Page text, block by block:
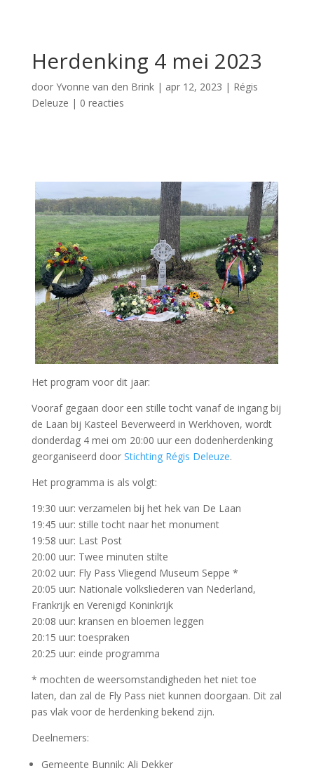
Herdenking 4 mei 2023
door Yvonne van den Brink| apr 12, 2023 | Régis
Deleuze | 0 reacties
Het program voor dit jaar:
Vooraf gegaan door een stille tocht vanaf de ingang bij
de Laan bij Kasteel Beverweerd in Werkhoven, wordt
donderdag 4 mei om 20:00 uur een dodenherdenking
georganiseerd door Stichting Régis Deleuze.
Het programma is als volgt:
19:30 uur: verzamelen bij het hek van De Laan
19:45 uur: stille tocht naar het monument
19:58 uur: Last Post
20:00 uur: Twee minuten stilte
20:02 uur: Fly Pass Vliegend Museum Seppe *
20:05 uur: Nationale volksliederen van Nederland,
Frankrijk en Verenigd Koninkrijk
20:08 uur: kransen en bloemen leggen
20:15 uur: toespraken
20:25 uur: einde programma
* mochten de weersomstandigheden het niet toe
laten, dan zal de Fly Pass niet kunnen doorgaan. Dit zal
pas vlak voor de herdenking bekend zijn.
Deelnemers:
Gemeente Bunnik: Ali Dekker